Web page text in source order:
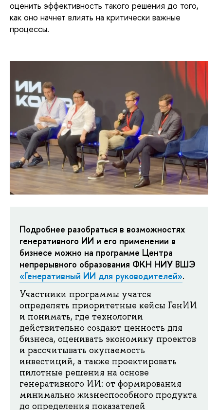
оценить эффективность такого решения до того,
как оно начнет влиять на критически важные
процессы.
Подробнее разобраться в возможностях
генеративного ИИ и его применении в
бизнесе можно на программе Центра
непрерывного образования ФКН НИУ ВШЭ
«Генеративный ИИ для руководителей».
Участники программы учатся
определять приоритетные кейсы ГенИИ
и понимать, где технологии
действительно создают ценность для
бизнеса, оценивать экономику проектов
и рассчитывать окупаемость
инвестиций, а также проектировать
пилотные решения на основе
генеративного ИИ: от формирования
минимально жизнеспособного продукта
до определения показателей